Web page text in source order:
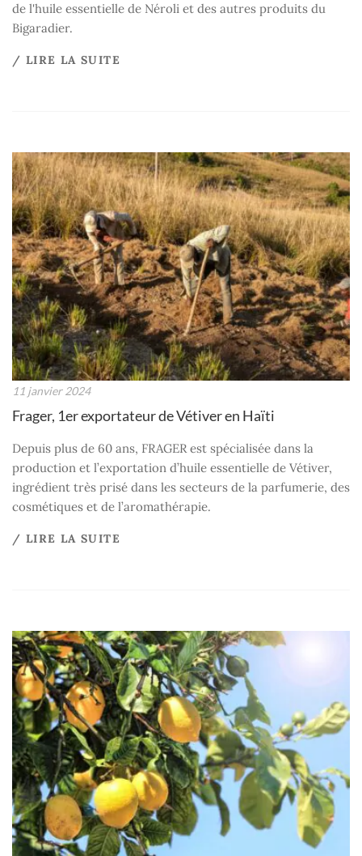
de l'huile essentielle de Néroli et des autres produits du
Bigaradier.
/ LIRE LA SUITE
11 janvier 2024
Frager, 1er exportateur de Vétiver en Haïti
Depuis plus de 60 ans, FRAGER est spécialisée dans la
production et l’exportation d’huile essentielle de Vétiver,
ingrédient très prisé dans les secteurs de la parfumerie, des
cosmétiques et de l’aromathérapie.
/ LIRE LA SUITE